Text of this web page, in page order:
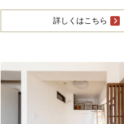
詳しくはこちら